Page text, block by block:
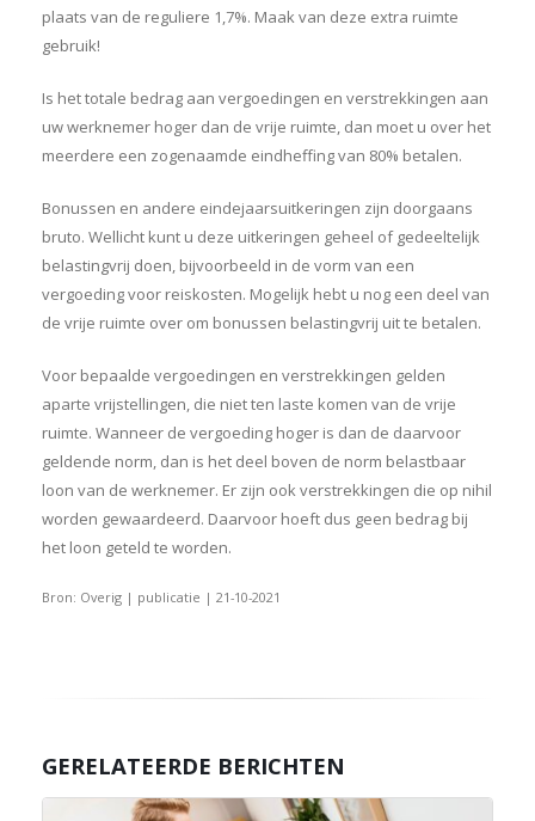
plaats van de reguliere 1,7%. Maak van deze extra ruimte
gebruik!
Is het totale bedrag aan vergoedingen en verstrekkingen aan
uw werknemer hoger dan de vrije ruimte, dan moet u over het
meerdere een zogenaamde eindheffing van 80% betalen.
Bonussen en andere eindejaarsuitkeringen zijn doorgaans
bruto. Wellicht kunt u deze uitkeringen geheel of gedeeltelijk
belastingvrij doen, bijvoorbeeld in de vorm van een
vergoeding voor reiskosten. Mogelijk hebt u nog een deel van
de vrije ruimte over om bonussen belastingvrij uit te betalen.
Voor bepaalde vergoedingen en verstrekkingen gelden
aparte vrijstellingen, die niet ten laste komen van de vrije
ruimte. Wanneer de vergoeding hoger is dan de daarvoor
geldende norm, dan is het deel boven de norm belastbaar
loon van de werknemer. Er zijn ook verstrekkingen die op nihil
worden gewaardeerd. Daarvoor hoeft dus geen bedrag bij
het loon geteld te worden.
Bron: Overig | publicatie | 21-10-2021
GERELATEERDE BERICHTEN